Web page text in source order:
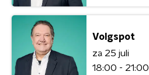
Volgspot
za 25 juli
18:00 - 21:00